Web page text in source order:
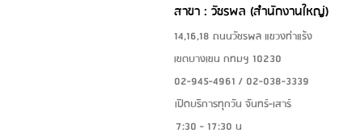
สาขา : วัชรพล (สำนักงานใหญ่)
14,16,18 ถนนวัชรพล แขวงท่าแร้ง
เขตบางเขน กทมฯ 10230
02-945-4961 / 02-038-3339
เปิดบริการทุกวัน จันทร์-เสาร์
7:30 - 17:30 น